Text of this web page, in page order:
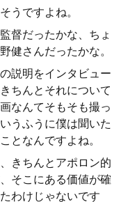
うですよね。
督だったかな、ちょ
健さんだったかな。
説明をインタビュー
ちんとそれについて
なんてそもそも撮っ
うふうに僕は聞いた
となんですよね。
きちんとアポロン的
そこにある価値が確
わけじゃないです